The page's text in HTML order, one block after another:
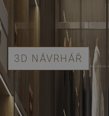
3D NÁVRHÁŘ